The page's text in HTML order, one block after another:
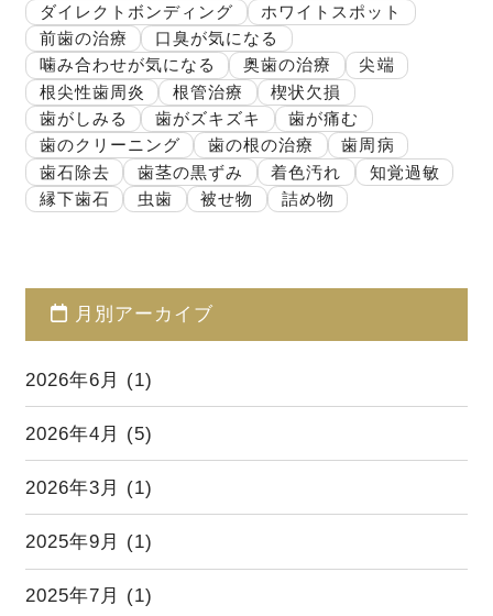
ダイレクトボンディング
ホワイトスポット
前歯の治療
口臭が気になる
噛み合わせが気になる
奥歯の治療
尖端
根尖性歯周炎
根管治療
楔状欠損
歯がしみる
歯がズキズキ
歯が痛む
歯のクリーニング
歯の根の治療
歯周病
歯石除去
歯茎の黒ずみ 着色汚れ
知覚過敏
縁下歯石
虫歯 被せ物 詰め物
月別アーカイブ
2026年6月 (1)
2026年4月 (5)
2026年3月 (1)
2025年9月 (1)
2025年7月 (1)